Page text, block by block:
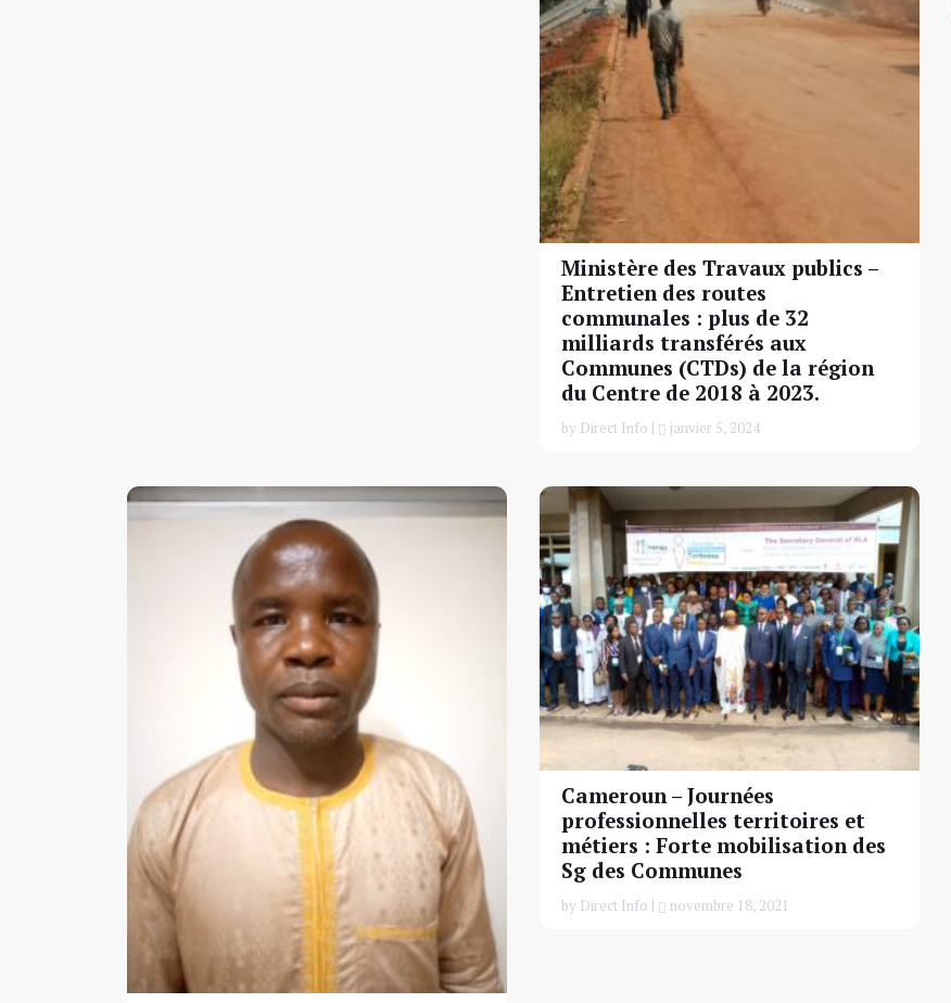
Ministère des Travaux publics –
Entretien des routes
communales : plus de 32
milliards transférés aux
Communes (CTDs) de la région
du Centre de 2018 à 2023.
by Direct Info | janvier 5, 2024
Cameroun – Journées
professionnelles territoires et
métiers : Forte mobilisation des
Sg des Communes
by Direct Info | novembre 18, 2021